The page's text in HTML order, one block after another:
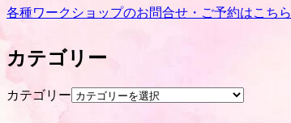
各種ワークショップのお問合せ・ご予約はこちら
カテゴリー
カテゴリー